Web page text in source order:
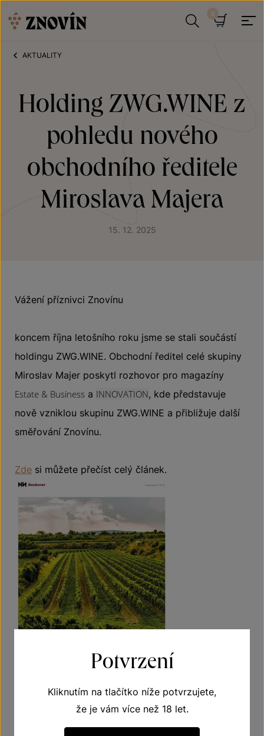
Hledat
AKTUALITY
Holding ZWG.WINE z
pohledu nového
obchodního ředitele
Miroslava Majera
15. 12. 2025
Vážení příznivci Znovínu
koncem října letošního roku jsme se stali součástí
holdingu ZWG.WINE. Obchodní ředitel celé skupiny
Miroslav Majer poskytl rozhovor pro magazíny
Estate & Business a INNOVATION, kde představuje
nově vzniklou skupinu ZWG.WINE a přibližuje další
směřování Znovínu.
Zde si můžete přečíst celý článek.
Potvrzení
Kliknutím na tlačítko níže potvrzujete,
že je vám více než 18 let.